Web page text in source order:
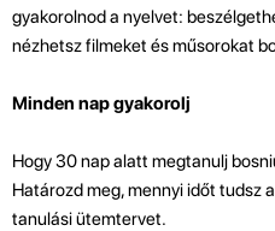
gyakorolnod a nyelvet:
nézhetsz filmeket és műsorokat
Minden nap gyakorolj
Hogy 30 nap alatt megtanulj
Határozd meg, mennyi időt tudsz
tanulási ütemtervet.